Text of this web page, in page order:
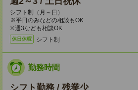
シフト制（月～日）
※平日のみなどの相談もOK
※週3なども相談OK
休日休暇 シフト制
勤務時間
シフト勤務 / 残業少